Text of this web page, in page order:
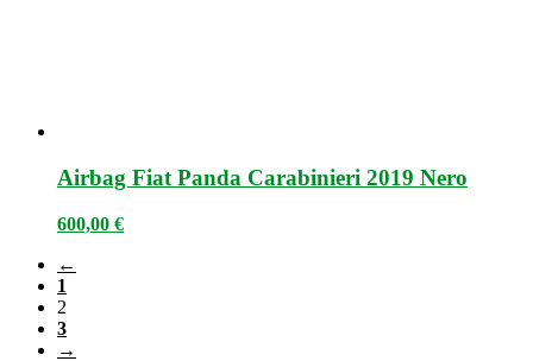
Airbag Fiat Panda Carabinieri 2019 Nero
600,00 €
←
1
2
3
→